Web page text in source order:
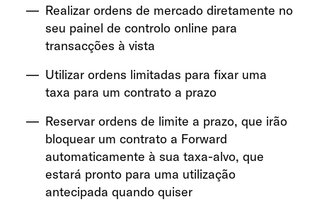
Realizar ordens de mercado diretamente no
seu painel de controlo online para
transacções à vista
Utilizar ordens limitadas para fixar uma
taxa para um contrato a prazo
Reservar ordens de limite a prazo, que irão
bloquear um contrato a Forward
automaticamente à sua taxa-alvo, que
estará pronto para uma utilização
antecipada quando quiser